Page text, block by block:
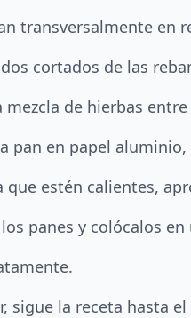
transversalmente en
cortados de las
mezcla de hierbas
pan en papel
que estén calientes,
panes y colócalos
sigue la receta hasta